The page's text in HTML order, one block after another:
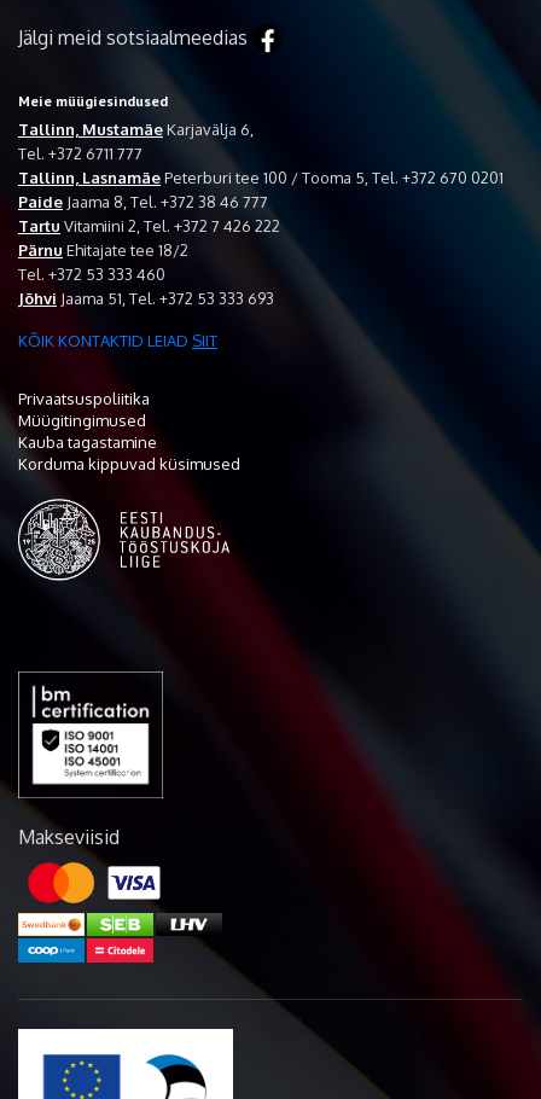
Jälgi meid sotsiaalmeedias
Meie müügiesindused
Tallinn, MustamäeKarjavälja 6,
Tel. +372 6711 777
Tallinn, LasnamäePeterburi tee 100 / Tooma 5, Tel. +372 670 0201
Paide Jaama 8, Tel. +372 38 46 777
Tartu Vitamiini 2, Tel. +372 7 426 222
Pärnu Ehitajate tee 18/2
Tel. +372 53 333 460
Jõhvi Jaama 51, Tel. +372 53 333 693
KÕIK KONTAKTID LEIAD SIIT
Privaatsuspoliitika
Müügitingimused
Kauba tagastamine
Korduma kippuvad küsimused
Makseviisid